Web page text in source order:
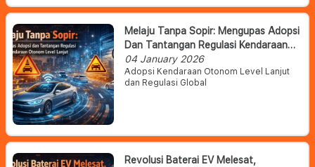
Melaju Tanpa Sopir: Mengupas Adopsi
Dan Tantangan Regulasi Kendaraan
Otonom Level Lanjut
04 January 2026
Adopsi Kendaraan Otonom Level Lanjut
dan Regulasi Global
Revolusi Baterai EV Melesat,